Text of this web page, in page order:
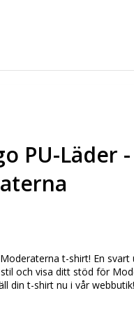
PU-Läder
t-shirt! En
och visa ditt stöd för
din t-shirt nu i vår webbutik!